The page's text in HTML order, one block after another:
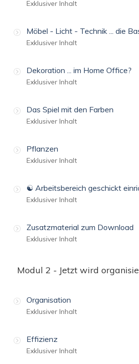
Exklusiver Inhalt
Möbel - Licht - Technik ... die
Exklusiver Inhalt
Dekoration ... im Home Office?
Exklusiver Inhalt
Das Spiel mit den Farben
Exklusiver Inhalt
Pflanzen
Exklusiver Inhalt
☯️ Arbeitsbereich geschickt
Exklusiver Inhalt
Zusatzmaterial zum Download
Exklusiver Inhalt
Modul 2 - Jetzt wird
Organisation
Exklusiver Inhalt
Effizienz
Exklusiver Inhalt